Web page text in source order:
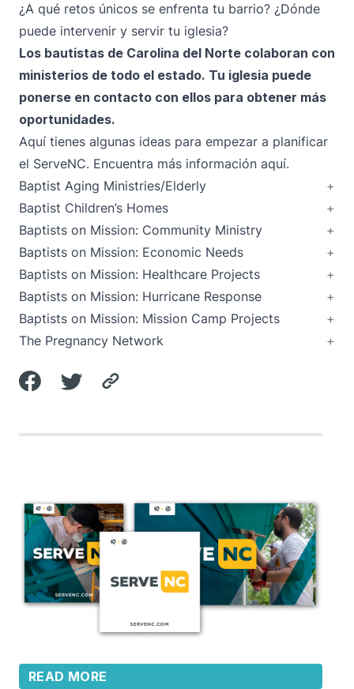
¿A qué retos únicos se enfrenta tu barrio? ¿Dónde
puede intervenir y servir tu iglesia?
Los bautistas de Carolina del Norte colaboran con
ministerios de todo el estado. Tu iglesia puede
ponerse en contacto con ellos para obtener más
oportunidades.
Aquí tienes algunas ideas para empezar a planificar
el ServeNC. Encuentra más información aquí.
Baptist Aging Ministries/Elderly
Baptist Children’s Homes
Baptists on Mission: Community Ministry
Baptists on Mission: Economic Needs
Baptists on Mission: Healthcare Projects
Baptists on Mission: Hurricane Response
Baptists on Mission: Mission Camp Projects
The Pregnancy Network
READ MORE